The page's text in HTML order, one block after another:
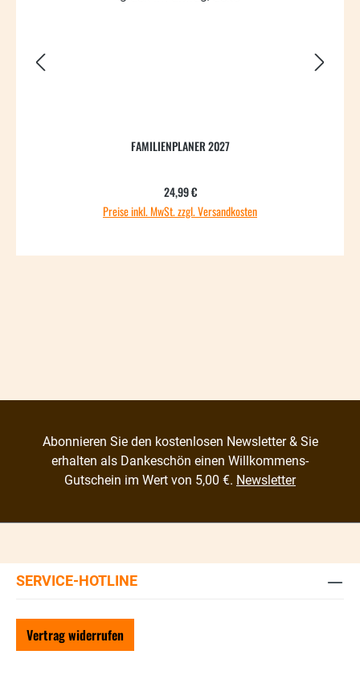
FAMILIENPLANER 2027
Regulärer Preis:
24,99 €
Preise inkl. MwSt. zzgl. Versandkosten
Abonnieren Sie den kostenlosen Newsletter & Sie
erhalten als Dankeschön einen Willkommens-
Gutschein im Wert von 5,00 €. Newsletter
SERVICE-HOTLINE
Vertrag widerrufen